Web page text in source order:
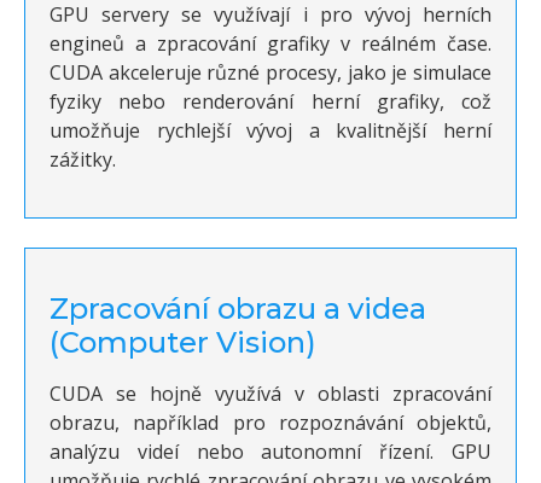
GPU servery se využívají i pro vývoj herních
engineů a zpracování grafiky v reálném čase.
CUDA akceleruje různé procesy, jako je simulace
fyziky nebo renderování herní grafiky, což
umožňuje rychlejší vývoj a kvalitnější herní
zážitky.
Zpracování obrazu a videa
(Computer Vision)
CUDA se hojně využívá v oblasti zpracování
obrazu, například pro rozpoznávání objektů,
analýzu videí nebo autonomní řízení. GPU